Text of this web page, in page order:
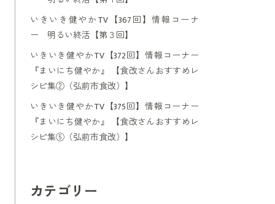
いきいき健やかTV【367回】情報コーナ
ー 明るい終活【第３回】
いきいき健やかTV【372回】情報コーナー
『まいにち健やか』 【食改さんおすすめレ
シピ集②（弘前市食改）】
いきいき健やかTV【375回】情報コーナー
『まいにち健やか』 【食改さんおすすめレ
シピ集⑤（弘前市食改）】
カテゴリー